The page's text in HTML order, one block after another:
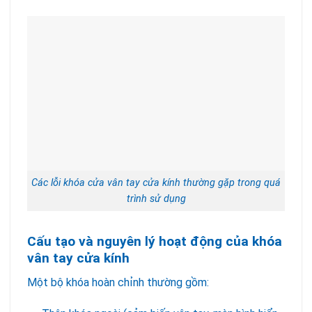
Các lỗi khóa cửa vân tay cửa kính thường gặp trong quá
trình sử dụng
Cấu tạo và nguyên lý hoạt động của khóa
vân tay cửa kính
Một bộ khóa hoàn chỉnh thường gồm: